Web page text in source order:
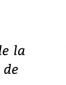
la
y